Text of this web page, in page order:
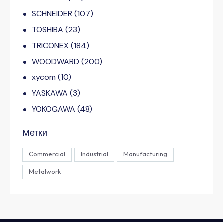
SCHNEIDER (107)
TOSHIBA (23)
TRICONEX (184)
WOODWARD (200)
xycom (10)
YASKAWA (3)
YOKOGAWA (48)
Метки
Commercial Industrial Manufacturing
Metalwork